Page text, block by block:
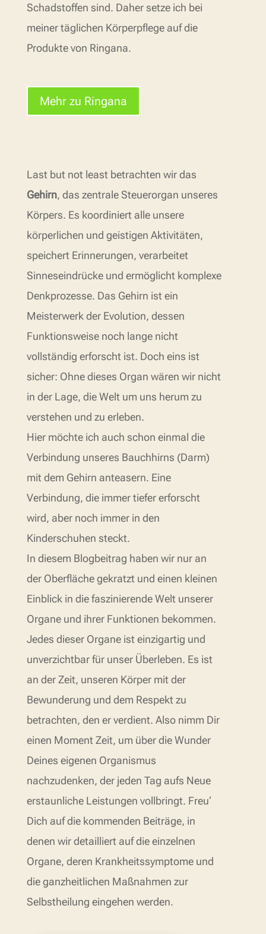
Schadstoffen sind. Daher setze ich bei
meiner täglichen Körperpflege auf die
Produkte von Ringana.
Mehr zu Ringana
Last but not least betrachten wir das
Gehirn, das zentrale Steuerorgan unseres
Körpers. Es koordiniert alle unsere
körperlichen und geistigen Aktivitäten,
speichert Erinnerungen, verarbeitet
Sinneseindrücke und ermöglicht komplexe
Denkprozesse. Das Gehirn ist ein
Meisterwerk der Evolution, dessen
Funktionsweise noch lange nicht
vollständig erforscht ist. Doch eins ist
sicher: Ohne dieses Organ wären wir nicht
in der Lage, die Welt um uns herum zu
verstehen und zu erleben.
Hier möchte ich auch schon einmal die
Verbindung unseres Bauchhirns (Darm)
mit dem Gehirn anteasern. Eine
Verbindung, die immer tiefer erforscht
wird, aber noch immer in den
Kinderschuhen steckt.
In diesem Blogbeitrag haben wir nur an
der Oberfläche gekratzt und einen kleinen
Einblick in die faszinierende Welt unserer
Organe und ihrer Funktionen bekommen.
Jedes dieser Organe ist einzigartig und
unverzichtbar für unser Überleben. Es ist
an der Zeit, unseren Körper mit der
Bewunderung und dem Respekt zu
betrachten, den er verdient. Also nimm Dir
einen Moment Zeit, um über die Wunder
Deines eigenen Organismus
nachzudenken, der jeden Tag aufs Neue
erstaunliche Leistungen vollbringt. Freu‘
Dich auf die kommenden Beiträge, in
denen wir detailliert auf die einzelnen
Organe, deren Krankheitssymptome und
die ganzheitlichen Maßnahmen zur
Selbstheilung eingehen werden.